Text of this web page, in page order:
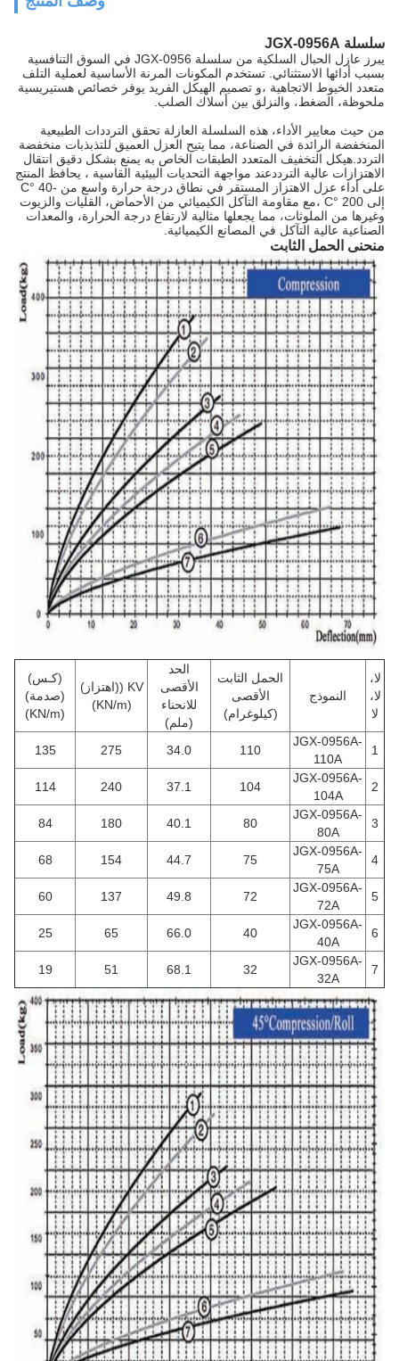
سلسلة JGX-0956A
يبرز عازل الحبال السلكية من سلسلة JGX-0956 في السوق التنافسية
بسبب أدائها الاستثنائي. تستخدم المكونات المرنة الأساسية لعملية التلف
متعدد الخيوط الاتجاهية ،و تصميم الهيكل الفريد يوفر خصائص هستيريسية
ملحوظة، الضغط، والنزلق بين أسلاك الصلب.
من حيث معايير الأداء، هذه السلسلة العازلة تحقق الترددات الطبيعية
المنخفضة الرائدة في الصناعة، مما يتيح العزل العميق للتذبذبات منخفضة
التردد.هيكل التخفيف المتعدد الطبقات الخاص به يمنع بشكل دقيق انتقال
الاهتزازات عالية الترددعند مواجهة التحديات البيئية القاسية ، يحافظ المنتج
على أداء عزل الاهتزاز المستقر في نطاق درجة حرارة واسع من -40 °C
إلى 200 °C ،مع مقاومة التآكل الكيميائي من الأحماض، القليات والزيوت
وغيرها من الملوثات، مما يجعلها مثالية لارتفاع درجة الحرارة، والمعدات
الصناعية عالية التآكل في المصانع الكيميائية.
منحنى الحمل الثابت
لا،
لا،
النموذج
الحمل الثابت
الأقصى
(كيلوغرام)
الحد
الأقصى
للانحناء
(ملم)
KV ((اهتزاز)
(كـس)
(صدمة)
JGX-0956A-
110A
110
34.0
275
135
JGX-0956A-
104A
104
37.1
240
114
JGX-0956A-
80A
80
40.1
180
84
4
JGX-0956A-
75A
75
44.7
154
68
5
JGX-0956A-
72A
72
49.8
137
60
JGX-0956A-
40A
40
66.0
65
25
JGX-0956A-
32A
32
68.1
51
19